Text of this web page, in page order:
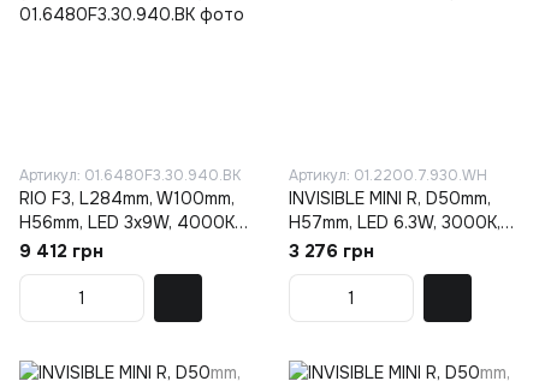
Артикул: 01.6480F3.30.940.BK
RIO F3, L284mm, W100mm,
H56mm, LED 3х9W, 4000К,
черный
(01.6480F3.30.940.BK)
9 412 грн
Артикул: 01.2200.7.930.WH
INVISIBLE MINI R, D50mm,
H57mm, LED 6.3W, 3000K,
белый (01.2200.7.930.WH)
3 276 грн